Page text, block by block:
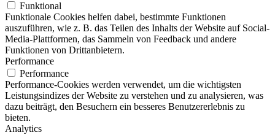
Funktional
Funktionale Cookies helfen dabei, bestimmte Funktionen
auszuführen, wie z. B. das Teilen des Inhalts der Website auf Social-
Media-Plattformen, das Sammeln von Feedback und andere
Funktionen von Drittanbietern.
Performance
Performance
Performance-Cookies werden verwendet, um die wichtigsten
Leistungsindizes der Website zu verstehen und zu analysieren, was
dazu beiträgt, den Besuchern ein besseres Benutzererlebnis zu
bieten.
Analytics